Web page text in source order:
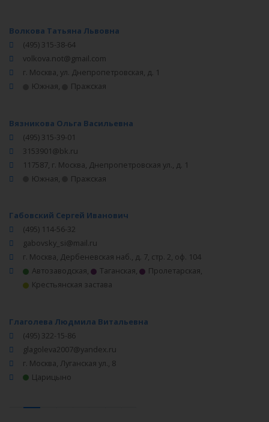
Волкова Татьяна Львовна
(495) 315-38-64
volkova.not@gmail.com
г. Москва, ул. Днепропетровская, д. 1
Южная, Пражская
Вязникова Ольга Васильевна
(495) 315-39-01
3153901@bk.ru
117587, г. Москва, Днепропетровская ул., д. 1
Южная, Пражская
Габовский Сергей Иванович
(495) 114-56-32
gabovsky_si@mail.ru
г. Москва, Дербеневская наб., д. 7, стр. 2, оф. 104
Автозаводская, Таганская, Пролетарская,
Крестьянская застава
Глаголева Людмила Витальевна
(495) 322-15-86
glagoleva2007@yandex.ru
г. Москва, Луганская ул., 8
Царицыно